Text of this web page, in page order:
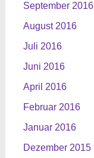
September 2016
August 2016
Juli 2016
Juni 2016
April 2016
Februar 2016
Januar 2016
Dezember 2015